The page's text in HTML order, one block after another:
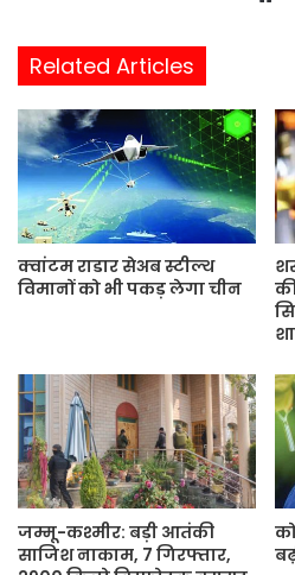
i
t
e
Related Articles
क्वांटम राडार सेअब स्टील्थ
विमानों को भी पकड़ लेगा चीन
जम्मू-कश्मीर: बड़ी आतंकी
साजिश नाकाम, 7 गिरफ्तार,